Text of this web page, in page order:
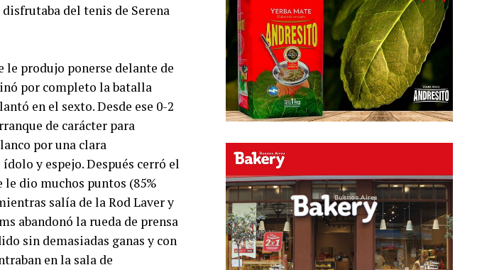
del tenis de Serena
le produjo ponerse delante de
por completo la batalla
en el sexto. Desde ese 0-2
de carácter para
por una clara
y espejo. Después cerró el
dio muchos puntos (85%
salía de la Rod Laver y
abandonó la rueda de prensa
sin demasiadas ganas y con
en la sala de